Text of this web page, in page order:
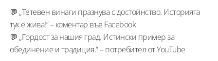
💬 „Тетевен винаги празнува с достойнство. Историята
тук е жива!“ – коментар във Facebook
💬 „Гордост за нашия град. Истински пример за
обединение и традиция.“ – потребител от YouTube